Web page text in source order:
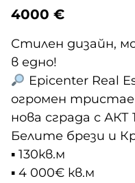
4000 €
Стилен дизайн,
в едно!
Epicenter Real
огромен
нова сграда с
Белите брези и
▪︎ 130кв.м
▪︎ 4 000€ кв.м